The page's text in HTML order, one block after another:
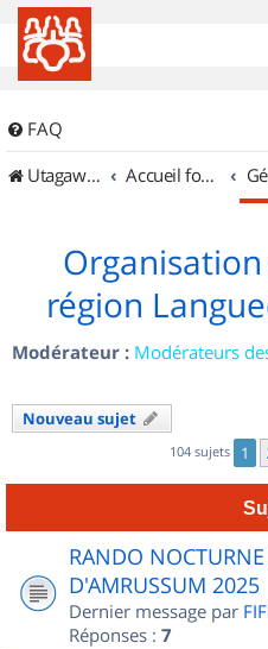
FAQ
UtagawaVTT (Randos VTT et VTTAE avec traces GPS)
Accueil forum
région
Modérateur : Modérateurs
Nouveau sujet
104 sujets 1
RANDO NOCTURNE
D'AMRUSSUM 2025
Dernier message par
Réponses : 7